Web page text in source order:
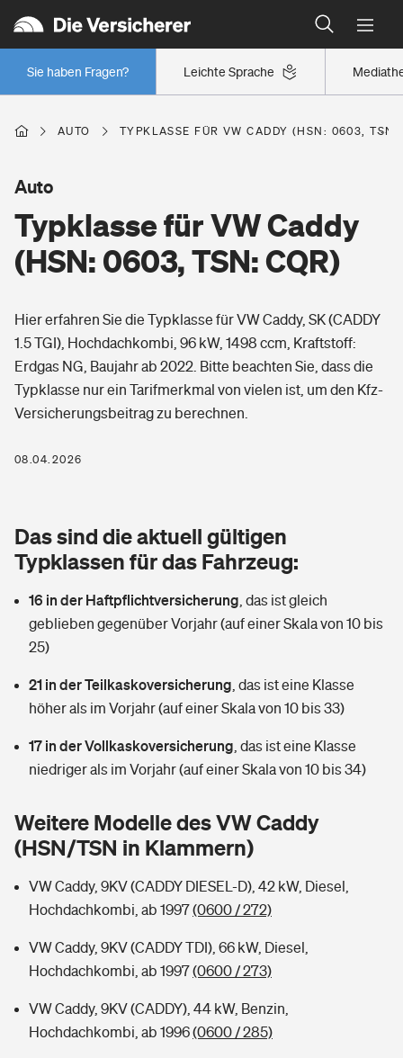
Leichte Sprache
Sie haben Fragen?
Wer versichert was: Jetzt Versicherer finden
Regionalklassen: So ist Ihre Region eingestuft
Wer versichert was: Jetzt Versicherer finden
Berufsunfähigkeitsversicherung
Erwerbsunfähigkeitsversicherung
Grundfähigkeitsversicherung
Arbeitsrechtsschutz
Berufshaftpflichtversicherung
Zur Übersicht
Tools
Wer versichert was: Jetzt Versicherer finden
Sie haben Fragen?
Wohnen
Elementarversicherung
Glasversicherung
Mietkautionsversicherung
Restkreditversicherung
Hochwasser-Check: Wie gefährdet ist Ihr Haus?
Wer versichert was: Jetzt Versicherer finden
Sie haben Fragen?
Freizeit
Pri­vate Haft­pflicht­
Kinderunfall­ver­si­che­rung
Kinderinvalidität
Hundehalter-Haftpflicht
Private Cyberversicherung
Musikinstrumentenversicherung
Zur Übersicht
Tools
Gesundheit
Private Krankenversicherung
Dread-Disease-Versicherung
Tierkrankenversicherung
Zur Übersicht
Tools
Wer versichert was: Jetzt Versicherer finden
Sie haben Fragen?
Rentenrechner: Wie viel Geld bekomme ich im Alter?
AUTO TYPKLASSE FÜR VW CADDY (HSN: 0603, TSN:
Typklasse für VW Caddy
(HSN: 0603, TSN: CQR)
Auto
Hier erfahren Sie die Typklasse für VW Caddy, SK (CADDY
1.5 TGI), Hochdachkombi, 96 kW, 1498 ccm, Kraftstoff:
Erdgas NG, Baujahr ab 2022. Bitte beachten Sie, dass die
Typklasse nur ein Tarifmerkmal von vielen ist, um den Kfz-
Versicherungsbeitrag zu berechnen.
08.04.2026
Das sind die aktuell gültigen
Typklassen für das Fahrzeug:
16 in der Haftpflichtversicherung das ist gleich
geblieben gegenüber Vorjahr (auf einer Skala von 10 bis
25)
21 in der Teilkaskoversicherung das ist eine Klasse
höher als im Vorjahr (auf einer Skala von 10 bis 33)
17 in der Vollkaskoversicherung das ist eine Klasse
niedriger als im Vorjahr (auf einer Skala von 10 bis 34)
Weitere Modelle des VW Caddy
(HSN/TSN in Klammern)
VW Caddy, 9KV (CADDY DIESEL-D), 42 kW, Diesel,
Hochdachkombi, ab 1997(0600 / 272)
VW Caddy, 9KV (CADDY TDI), 66 kW, Diesel,
Hochdachkombi, ab 1997(0600 / 273)
VW Caddy, 9KV (CADDY), 44 kW, Benzin,
Hochdachkombi, ab 1996(0600 / 285)